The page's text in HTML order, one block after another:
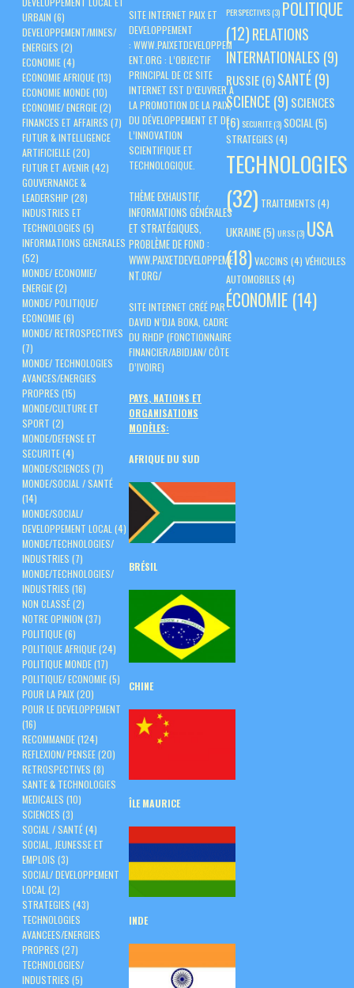
URBAIN (6)
DEVELOPPEMENT/MINES/
ENERGIES (2)
ECONOMIE(4)
ECONOMIE AFRIQUE(13)
ECONOMIE MONDE(10)
ECONOMIE/ ENERGIE(2)
FINANCES ET AFFAIRES (7)
FUTUR & INTELLIGENCE
ARTIFICIELLE(20)
FUTUR ET AVENIR (42)
GOUVERNANCE &
LEADERSHIP (28)
INDUSTRIES ET
TECHNOLOGIES (5)
INFORMATIONS GENERALES
(52)
MONDE/ ECONOMIE/
ENERGIE(2)
MONDE/ POLITIQUE/
ECONOMIE(6)
MONDE/ RETROSPECTIVES
(7)
MONDE/ TECHNOLOGIES
AVANCES/ENERGIES
PROPRES (15)
MONDE/CULTURE ET
SPORT (2)
MONDE/DEFENSE ET
SECURITE(4)
MONDE/SCIENCES (7)
MONDE/SOCIAL / SANTÉ
(14)
MONDE/SOCIAL/
DEVELOPPEMENT LOCAL (4)
MONDE/TECHNOLOGIES/
INDUSTRIES (7)
MONDE/TECHNOLOGIES/
INDUSTRIES (16)
NON CLASSÉ(2)
NOTRE OPINION (37)
POLITIQUE(6)
POLITIQUE AFRIQUE(24)
POLITIQUE MONDE(17)
POLITIQUE/ ECONOMIE(5)
POUR LA PAIX(20)
POUR LE DEVELOPPEMENT
(16)
RECOMMANDE(124)
REFLEXION/ PENSEE(20)
RETROSPECTIVES (8)
SANTE & TECHNOLOGIES
MEDICALES (10)
SCIENCES (3)
SOCIAL / SANTÉ(4)
SOCIAL, JEUNESSE ET
EMPLOIS (3)
SOCIAL/ DEVELOPPEMENT
LOCAL (2)
STRATEGIES (43)
TECHNOLOGIES
AVANCEES/ENERGIES
PROPRES (27)
TECHNOLOGIES/
INDUSTRIES (5)
PERSPECTIVES(3) POLITIQUE
(12)RELATIONS
INTERNATIONALES (9)
RUSSIE(6)SANTÉ(9)
SCIENCE(9) SCIENCES
(6) SECURITE(3)SOCIAL(5)
STRATEGIES (4)
TECHNOLOGIES
(32) TRAITEMENTS (4)
UKRAINE(5)URSS(3) USA
(18)VACCINS (4) VÉHICULES
AUTOMOBILES (4)
ÉCONOMIE (14)
SITE INTERNET PAIX ET
DEVELOPPEMENT
:WWW.PAIXETDEVELOPPEM
ENT.ORG : L’OBJECTIF
PRINCIPAL DE CE SITE
INTERNET EST D’ŒUVRER À
LA PROMOTION DE LA PAIX,
DU DÉVELOPPEMENT ET DE
L’INNOVATION
SCIENTIFIQUE ET
TECHNOLOGIQUE.
THÈME EXHAUSTIF,
INFORMATIONS GÉNÉRALES
ET STRATÉGIQUES,
PROBLÈME DE FOND :
WWW.PAIXETDEVELOPPEME
NT.ORG/
SITE INTERNET CRÉÉ PAR :
DAVID N’DJA BOKA, CADRE
DU RHDP (FONCTIONNAIRE
FINANCIER/ABIDJAN/ CÔTE
D’IVOIRE)
PAYS, NATIONS ET
ORGANISATIONS
MODÈLES:
AFRIQUE DU SUD
BRÉSIL
CHINE
ÎLEMAURICE
INDE